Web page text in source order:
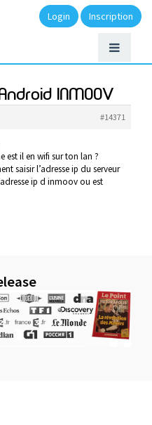
Login Inscription
INMOOV
#14371
est il en wifi sur ton lan ?
saisir l’adresse ip du serveur
ip d inmoov ou est